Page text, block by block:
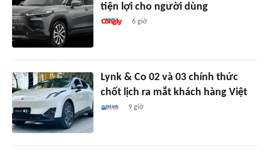
tiện lợi cho người dùng
6 giờ
Lynk & Co 02 và 03 chính thức
chốt lịch ra mắt khách hàng Việt
9 giờ